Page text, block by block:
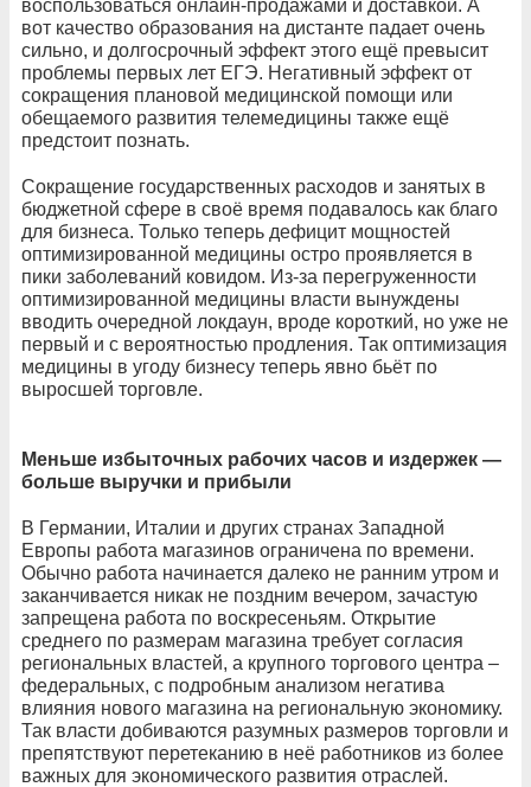
воспользоваться онлайн-продажами и доставкой. А
вот качество образования на дистанте падает очень
сильно, и долгосрочный эффект этого ещё превысит
проблемы первых лет ЕГЭ. Негативный эффект от
сокращения плановой медицинской помощи или
обещаемого развития телемедицины также ещё
предстоит познать.
Сокращение государственных расходов и занятых в
бюджетной сфере в своё время подавалось как благо
для бизнеса. Только теперь дефицит мощностей
оптимизированной медицины остро проявляется в
пики заболеваний ковидом. Из-за перегруженности
оптимизированной медицины власти вынуждены
вводить очередной локдаун, вроде короткий, но уже не
первый и с вероятностью продления. Так оптимизация
медицины в угоду бизнесу теперь явно бьёт по
выросшей торговле.
Меньше избыточных рабочих часов и издержек —
больше выручки и прибыли
В Германии, Италии и других странах Западной
Европы работа магазинов ограничена по времени.
Обычно работа начинается далеко не ранним утром и
заканчивается никак не поздним вечером, зачастую
запрещена работа по воскресеньям. Открытие
среднего по размерам магазина требует согласия
региональных властей, а крупного торгового центра –
федеральных, с подробным анализом негатива
влияния нового магазина на региональную экономику.
Так власти добиваются разумных размеров торговли и
препятствуют перетеканию в неё работников из более
важных для экономического развития отраслей.